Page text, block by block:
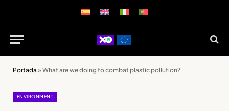
Portada »What are we doing to combat plastic pollution?
ENVIRONMENT